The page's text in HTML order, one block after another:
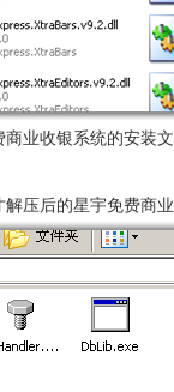
业收银系统的安装
压后的星宇免费商